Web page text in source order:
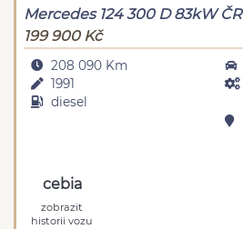
Mercedes 124 300 D 83kW ČR
199 900 Kč
208 090 Km
1991
diesel
cebia
zobrazit
historii vozu